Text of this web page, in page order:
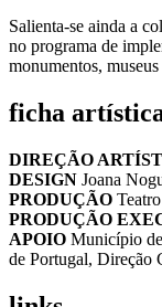
Salienta-se ainda a
no programa de
monumentos,
ficha
DIREÇÃO
DESIGN Joana
PRODUÇÃO
PRODUÇÃO
APOIO Município
de Portugal, Direção